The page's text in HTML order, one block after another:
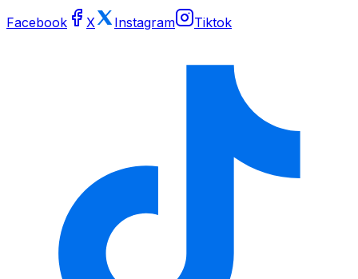
Facebook X Instagram Tiktok